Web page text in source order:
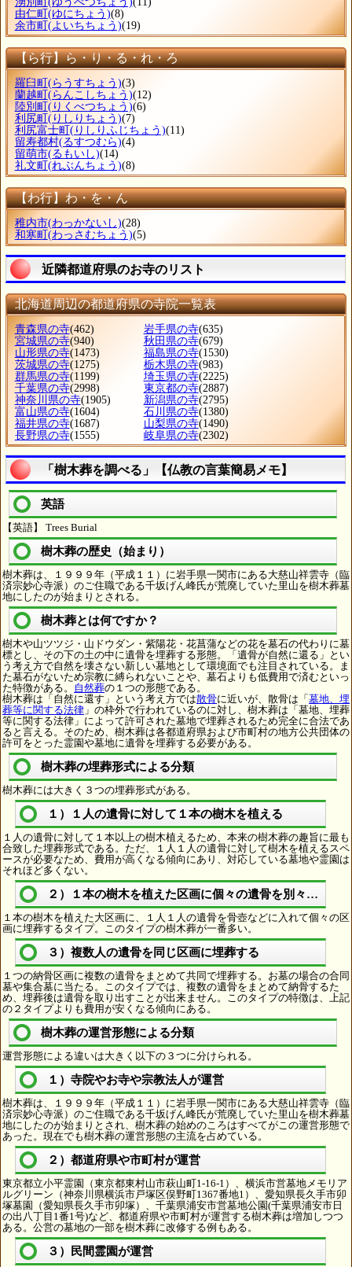
由仁町 (ゆにちょう)(8)
余市町 (よいちちょう)(19)
【ら行】ら・り・る・れ・ろ
羅臼町 (らうすちょう)(3)
蘭越町 (らんこしちょう)(12)
陸別町 (りくべつちょう)(6)
利尻町 (りしりちょう)(7)
利尻富士町 (りしりふじちょう)(11)
留寿都村(るすつむら)(4)
留萌市(るもいし)(14)
礼文町 (れぶんちょう)(8)
【わ行】わ・を・ん
稚内市(わっかないし)(28)
和寒町(わっさむちょう)(5)
近隣都道府県のお寺のリスト
北海道周辺の都道府県の寺院一覧表
青森県の寺(462) 岩手県の寺(635)
宮城県の寺(940) 秋田県の寺(679)
山形県の寺(1473) 福島県の寺(1530)
茨城県の寺(1275) 栃木県の寺(983)
群馬県の寺(1199) 埼玉県の寺(2225)
千葉県の寺(2998) 東京都の寺(2887)
神奈川県の寺(1905) 新潟県の寺(2795)
富山県の寺(1604) 石川県の寺(1380)
福井県の寺(1687) 山梨県の寺(1490)
長野県の寺(1555) 岐阜県の寺(2302)
「樹木葬を調べる」【仏教の言葉簡易メモ】
英語
【英語】 Trees Burial
樹木葬の歴史（始まり）
樹木葬は、１９９９年（平成１１）に岩手県一関市にある大慈山祥雲寺（臨
済宗妙心寺派）のご住職である千坂げん峰氏が荒廃していた里山を樹木葬墓
地にしたのが始まりとされる。
樹木葬とは何ですか？
樹木や山ツツジ・山ドウダン・紫陽花・花菖蒲などの花を墓石の代わりに墓
標とし、その下の土の中に遺骨を埋葬する形態。「遺骨が自然に還る」とい
う考え方で自然を壊さない新しい墓地として環境面でも注目されている。ま
た墓石がないため宗教に縛られないことや、墓石よりも低費用で済むといっ
た特徴がある。 自然葬の１つの形態である。
樹木葬は「自然に還す」という考え方では散骨に近いが、散骨は「 墓地、埋
葬等に関する法律 」の枠外で行われているのに対し、樹木葬は「墓地、埋葬
等に関する法律」によって許可された墓地で埋葬されるため完全に合法であ
ると言える。そのため、樹木葬は各都道府県および市町村の地方公共団体の
許可をとった霊園や墓地に遺骨を埋葬する必要がある。
樹木葬の埋葬形式による分類
樹木葬には大きく３つの埋葬形式がある。
１）１人の遺骨に対して１本の樹木を植える
１人の遺骨に対して１本以上の樹木植えるため、本来の樹木葬の趣旨に最も
合致した埋葬形式である。ただ、１人１人の遺骨に対して樹木を植えるスペ
ースが必要なため、費用が高くなる傾向にあり、対応している墓地や霊園は
それほど多くない。
２）１本の樹木を植えた区画に個々の遺骨を別々に埋葬
１本の樹木を植えた大区画に、１人１人の遺骨を骨壺などに入れて個々の区
画に埋葬するタイプ。このタイプの樹木葬が一番多い。
３）複数人の遺骨を同じ区画に埋葬する
１つの納骨区画に複数の遺骨をまとめて共同で埋葬する。お墓の場合の合同
墓や集合墓に当たる。このタイプでは、複数の遺骨をまとめて納骨するた
め、埋葬後は遺骨を取り出すことが出来ません。このタイプの特徴は、上記
の２タイプよりも費用が安くなる傾向にある。
樹木葬の運営形態による分類
運営形態による違いは大きく以下の３つに分けられる。
１）寺院やお寺や宗教法人が運営
樹木葬は、１９９９年（平成１１）に岩手県一関市にある大慈山祥雲寺（臨
済宗妙心寺派）のご住職である千坂げん峰氏が荒廃していた里山を樹木葬墓
地にしたのが始まりとされ、樹木葬の始めのころはすべてがこの運営形態で
あった。現在でも樹木葬の運営形態の主流を占めている。
２）都道府県や市町村が運営
東京都立小平霊園（東京都東村山市萩山町1-16-1）、横浜市営墓地メモリア
ルグリーン（神奈川県横浜市戸塚区俣野町1367番地1）、愛知県長久手市卯
塚墓園（愛知県長久手市卯塚）、千葉県浦安市営墓地公園(千葉県浦安市日
の出八丁目1番1号)など、都道府県や市町村が運営する樹木葬は増加しつつ
ある。公営の墓地の一部を樹木葬に改修する例もある。
３）民間霊園が運営